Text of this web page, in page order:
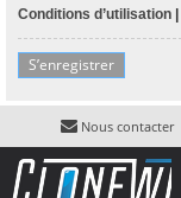
Conditions d’utilisation |
S’enregistrer
Nous contacter